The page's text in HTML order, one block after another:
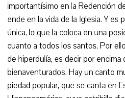
importantísimo en la Redención
ende en la vida de la Iglesia. Y es
única, lo que la coloca en una
cuanto a todos los santos. Por
de hiperdulía, es decir por encima
bienaventurados. Hay un canto
piedad popular, que se canta en